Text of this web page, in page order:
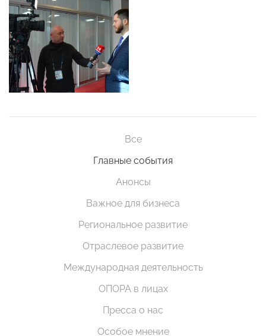
Все
Главные события
Анонсы
Важное для бизнеса
Региональное развитие
Отраслевое развитие
Международная деятельность
ОПОРА в лицах
Пресса о нас
Особое мнение